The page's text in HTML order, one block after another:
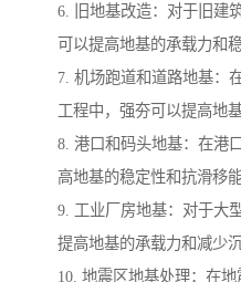
6. 旧地基改造：对于旧建
可以提高地基的承载力和稳
7. 机场跑道和道路地基：
工程中，强夯可以提高地
8. 港口和码头地基：在港
高地基的稳定性和抗滑移能
9. 工业厂房地基：对于大
提高地基的承载力和减少沉
10. 地震区地基处理：在